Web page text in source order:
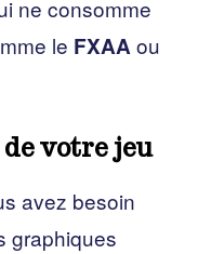
ne consomme
le FXAAou
votre jeu
avez besoin
graphiques